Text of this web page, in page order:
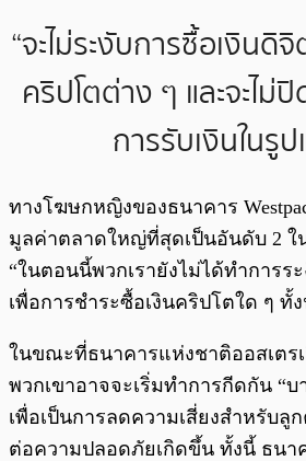
“จะไม่ระงับการซื้อเงินดิ
คริปโตต่าง ๆ และจะไม่
การรับเงินในรู
ทางโฆษกหญิงของธนาคาร
มูลค่าตลาดใหญ่ที่สุดเป็นอันดับ 2 ใ
“ในตอนนี้พวกเรายังไม่ได้ทำการร
เพื่อการชำระซื้อเงินคริปโตใด ๆ ทั้
ในขณะที่ธนาคารแห่งชาติออสเตรเ
พวกเขาอาจจะเริ่มทำการกีดกัน “บ
เพื่อเป็นการลดความเสี่ยงสำหรับลู
ต่อความปลอดภัยเกิดขึ้น ทั้งนี้ ธนาค